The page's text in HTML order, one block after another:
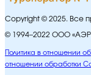
Copyright © 2025. Все
© 1994–2022 ООО
Политика в отношении
отношении обработки